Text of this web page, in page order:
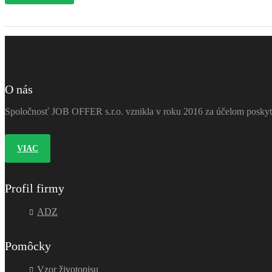
O nás
Spoločnosť JOB OFFER s.r.o. vznikla v roku 2016 za účelom
VIAC
Profil firmy
ADZ
Pomôcky
Vzor životopisu